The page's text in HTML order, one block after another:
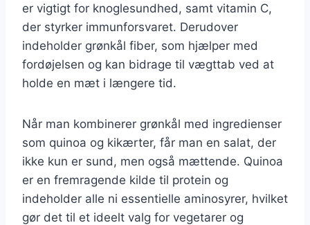
er vigtigt for knoglesundhed, samt vitamin C,
der styrker immunforsvaret. Derudover
indeholder grønkål fiber, som hjælper med
fordøjelsen og kan bidrage til vægttab ved at
holde en mæt i længere tid.
Når man kombinerer grønkål med ingredienser
som quinoa og kikærter, får man en salat, der
ikke kun er sund, men også mættende. Quinoa
er en fremragende kilde til protein og
indeholder alle ni essentielle aminosyrer, hvilket
gør det til et ideelt valg for vegetarer og